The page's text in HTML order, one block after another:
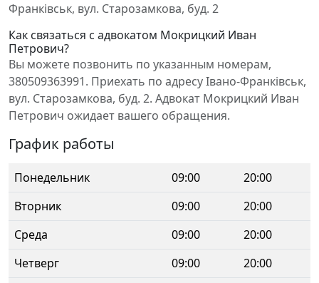
Франківськ, вул. Старозамкова, буд. 2
Как связаться с адвокатом Мокрицкий Иван
Петрович?
Вы можете позвонить по указанным номерам,
380509363991. Приехать по адресу Івано-Франківськ,
вул. Старозамкова, буд. 2. Адвокат Мокрицкий Иван
Петрович ожидает вашего обращения.
График работы
Понедельник 09:00
20:00
Вторник
09:00
20:00
Среда
09:00
20:00
Четверг
09:00
20:00